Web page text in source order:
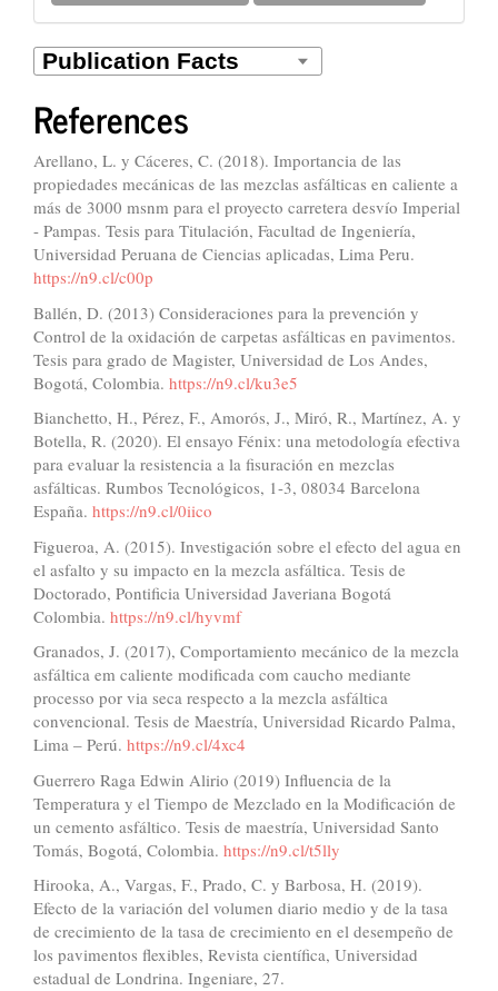
References
Arellano, L. y Cáceres, C. (2018). Importancia de las
propiedades mecánicas de las mezclas asfálticas en caliente a
más de 3000 msnm para el proyecto carretera desvío Imperial
- Pampas. Tesis para Titulación, Facultad de Ingeniería,
Universidad Peruana de Ciencias aplicadas, Lima Peru.
https://n9.cl/c00p
Ballén, D. (2013) Consideraciones para la prevención y
Control de la oxidación de carpetas asfálticas en pavimentos.
Tesis para grado de Magister, Universidad de Los Andes,
Bogotá, Colombia. https://n9.cl/ku3e5
Bianchetto, H., Pérez, F., Amorós, J., Miró, R., Martínez, A. y
Botella, R. (2020). El ensayo Fénix: una metodología efectiva
para evaluar la resistencia a la fisuración en mezclas
asfálticas. Rumbos Tecnológicos, 1-3, 08034 Barcelona
España. https://n9.cl/0iico
Figueroa, A. (2015). Investigación sobre el efecto del agua en
el asfalto y su impacto en la mezcla asfáltica. Tesis de
Doctorado, Pontificia Universidad Javeriana Bogotá
Colombia. https://n9.cl/hyvmf
Granados, J. (2017), Comportamiento mecánico de la mezcla
asfáltica em caliente modificada com caucho mediante
processo por via seca respecto a la mezcla asfáltica
convencional. Tesis de Maestría, Universidad Ricardo Palma,
Lima – Perú. https://n9.cl/4xc4
Guerrero Raga Edwin Alirio (2019) Influencia de la
Temperatura y el Tiempo de Mezclado en la Modificación de
un cemento asfáltico. Tesis de maestría, Universidad Santo
Tomás, Bogotá, Colombia. https://n9.cl/t5lly
Hirooka, A., Vargas, F., Prado, C. y Barbosa, H. (2019).
Efecto de la variación del volumen diario medio y de la tasa
de crecimiento de la tasa de crecimiento en el desempeño de
los pavimentos flexibles, Revista científica, Universidad
estadual de Londrina. Ingeniare, 27.